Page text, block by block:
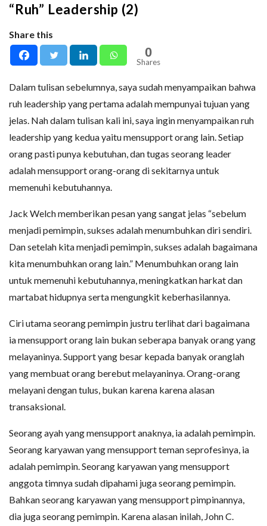
“Ruh” Leadership (2)
Share this
0
Shares
Dalam tulisan sebelumnya, saya sudah menyampaikan bahwa
ruh leadership yang pertama adalah mempunyai tujuan yang
jelas. Nah dalam tulisan kali ini, saya ingin menyampaikan ruh
leadership yang kedua yaitu mensupport orang lain. Setiap
orang pasti punya kebutuhan, dan tugas seorang leader
adalah mensupport orang-orang di sekitarnya untuk
memenuhi kebutuhannya.
Jack Welch memberikan pesan yang sangat jelas “sebelum
menjadi pemimpin, sukses adalah menumbuhkan diri sendiri.
Dan setelah kita menjadi pemimpin, sukses adalah bagaimana
kita menumbuhkan orang lain.” Menumbuhkan orang lain
untuk memenuhi kebutuhannya, meningkatkan harkat dan
martabat hidupnya serta mengungkit keberhasilannya.
Ciri utama seorang pemimpin justru terlihat dari bagaimana
ia mensupport orang lain bukan seberapa banyak orang yang
melayaninya. Support yang besar kepada banyak oranglah
yang membuat orang berebut melayaninya. Orang-orang
melayani dengan tulus, bukan karena karena alasan
transaksional.
Seorang ayah yang mensupport anaknya, ia adalah pemimpin.
Seorang karyawan yang mensupport teman seprofesinya, ia
adalah pemimpin. Seorang karyawan yang mensupport
anggota timnya sudah dipahami juga seorang pemimpin.
Bahkan seorang karyawan yang mensupport pimpinannya,
dia juga seorang pemimpin. Karena alasan inilah, John C.